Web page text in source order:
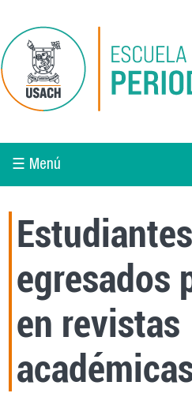
☰ Menú
egresados
en revistas